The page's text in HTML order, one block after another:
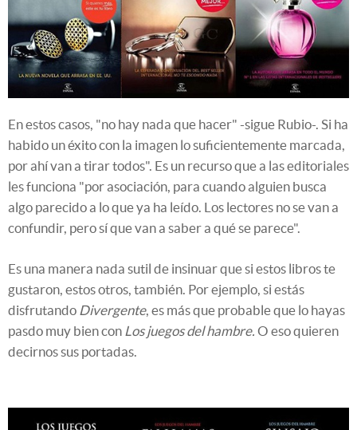
En estos casos, "no hay nada que hacer" -sigue Rubio-. Si ha
habido un éxito con la imagen lo suficientemente marcada,
por ahí van a tirar todos". Es un recurso que a las editoriales
les funciona "por asociación, para cuando alguien busca
algo parecido a lo que ya ha leído. Los lectores no se van a
confundir, pero sí que van a saber a qué se parece".
Es una manera nada sutil de insinuar que si estos libros te
gustaron, estos otros, también. Por ejemplo, si estás
disfrutando Divergente, es más que probable que lo hayas
pasdo muy bien con Los juegos del hambre. O eso quieren
decirnos sus portadas.